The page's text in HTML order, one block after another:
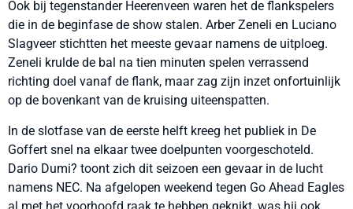
Ook bij tegenstander Heerenveen waren het de flankspelers
die in de beginfase de show stalen. Arber Zeneli en Luciano
Slagveer stichtten het meeste gevaar namens de uitploeg.
Zeneli krulde de bal na tien minuten spelen verrassend
richting doel vanaf de flank, maar zag zijn inzet onfortuinlijk
op de bovenkant van de kruising uiteenspatten.
In de slotfase van de eerste helft kreeg het publiek in De
Goffert snel na elkaar twee doelpunten voorgeschoteld.
Dario Dumi? toont zich dit seizoen een gevaar in de lucht
namens NEC. Na afgelopen weekend tegen Go Ahead Eagles